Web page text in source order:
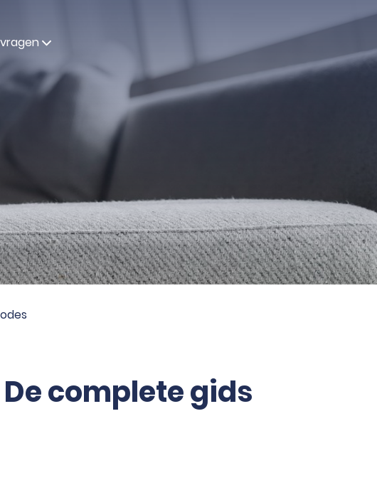
complete gids